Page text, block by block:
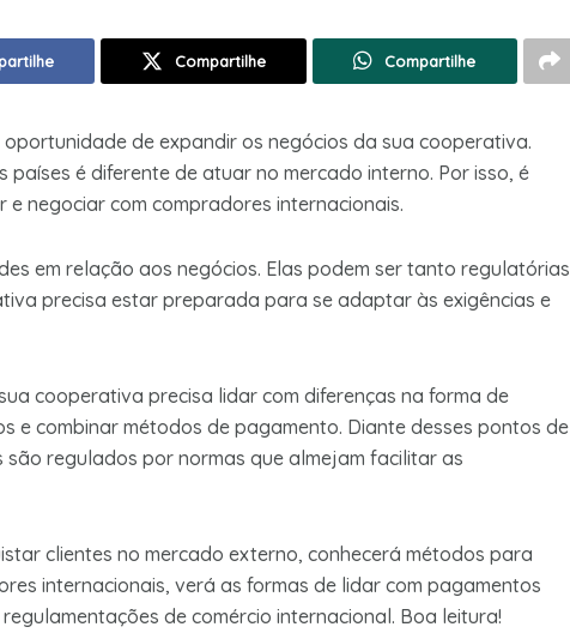
Compartilhe Compartilhe
de expandir os negócios da sua cooperativa.
é diferente de atuar no mercado interno. Por isso, é
negociar com compradores internacionais.
em relação aos negócios. Elas podem ser tanto regulatórias
precisa estar preparada para se adaptar às exigências e
cooperativa precisa lidar com diferenças na forma de
e combinar métodos de pagamento. Diante desses pontos de
regulados por normas que almejam facilitar as
clientes no mercado externo, conhecerá métodos para
internacionais, verá as formas de lidar com pagamentos
de comércio internacional. Boa leitura!